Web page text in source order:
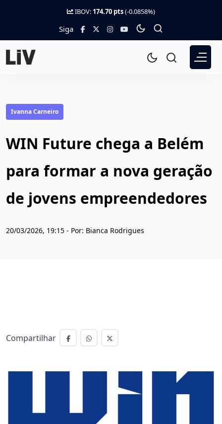
IBOV: 174.70 pts(-0.0858%)
Siga
Ivanna Carneiro
WIN Future chega a Belém
para formar a nova geração
de jovens empreendedores
20/03/2026, 19:15 - Por: Bianca Rodrigues
Compartilhar